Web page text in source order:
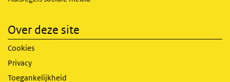
Over deze site
Cookies
Privacy
Toegankelijkheid